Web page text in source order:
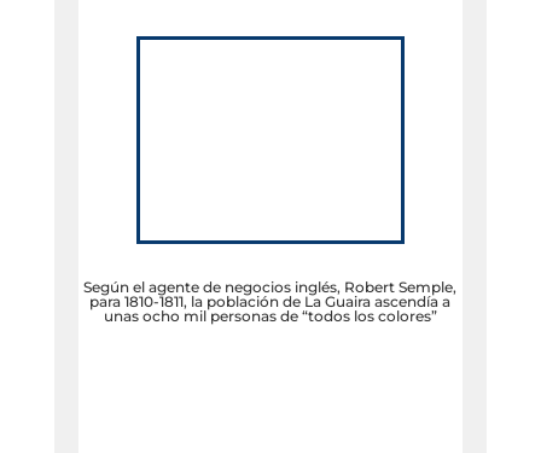
Según el agente de negocios inglés, Robert Semple,
para 1810-1811, la población de La Guaira ascendía a
unas ocho mil personas de “todos los colores”